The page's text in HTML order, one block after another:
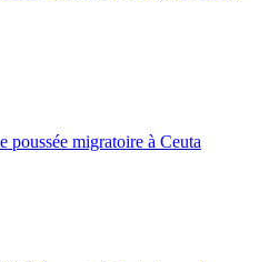
poussée migratoire à Ceuta